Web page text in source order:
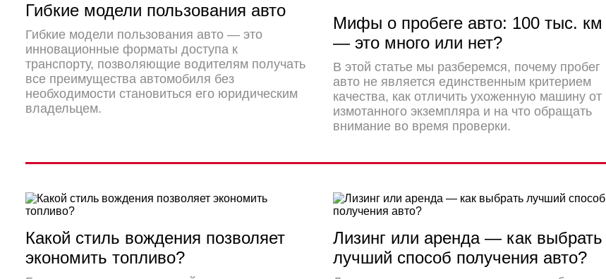
Гибкие модели пользования авто
Гибкие модели пользования авто — это
инновационные форматы доступа к
транспорту, позволяющие водителям получать
все преимущества автомобиля без
необходимости становиться его юридическим
владельцем.
Мифы о пробеге авто: 100 тыс. км
— это много или нет?
В этой статье мы разберемся, почему пробег
авто не является единственным критерием
качества, как отличить ухоженную машину от
измотанного экземпляра и на что обращать
внимание во время проверки.
Какой стиль вождения позволяет
экономить топливо?
Лизинг или аренда — как выбрать
лучший способ получения авто?